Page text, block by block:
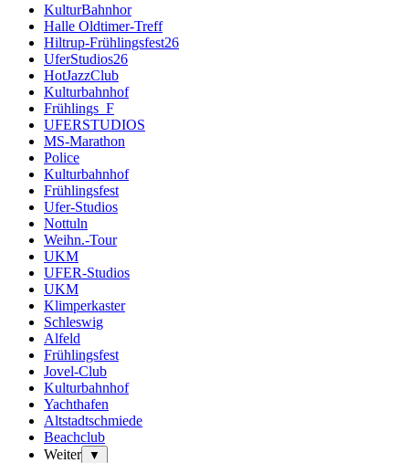
KulturBahnhor
Halle Oldtimer-Treff
Hiltrup-Frühlingsfest26
UferStudios26
HotJazzClub
Kulturbahnhof
Frühlings_F
UFERSTUDIOS
MS-Marathon
Police
Kulturbahnhof
Frühlingsfest
Ufer-Studios
Nottuln
Weihn.-Tour
UKM
UFER-Studios
UKM
Klimperkaster
Schleswig
Alfeld
Frühlingsfest
Jovel-Club
Kulturbahnhof
Yachthafen
Altstadtschmiede
Beachclub
Weiter
▼